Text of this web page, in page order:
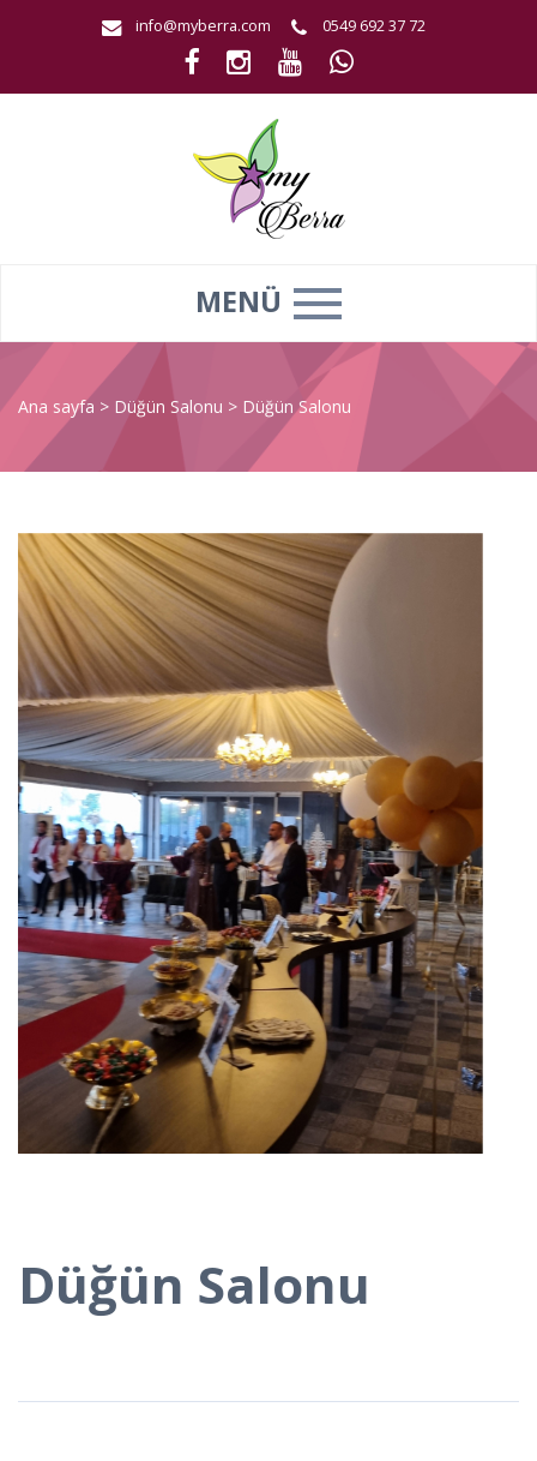
info@myberra.com 0549 692 37 72
MENÜ
Ana sayfa > Düğün Salonu > Düğün Salonu
Düğün Salonu